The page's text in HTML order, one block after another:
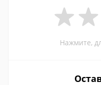
Нажмите,